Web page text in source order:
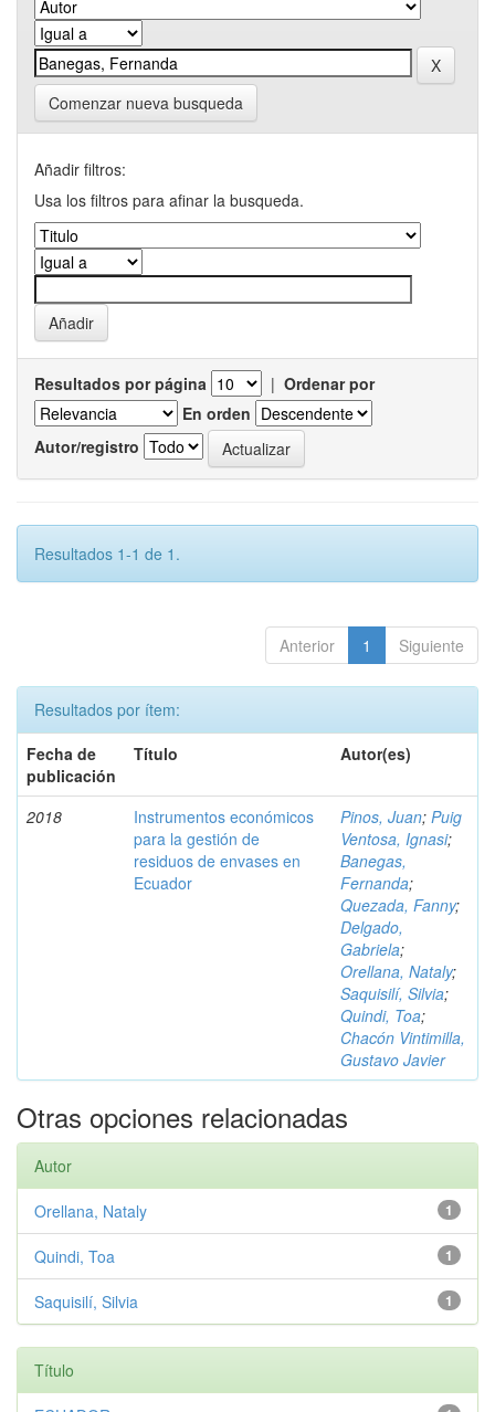
Comenzar nueva busqueda
Añadir filtros:
Usa los filtros para afinar la busqueda.
Resultados por página | Ordenar por
En orden
Autor/registro
Resultados 1-1 de 1.
Anterior 1 Siguiente
Resultados por ítem:
Fecha de
publicación
Título Autor(es)
2018
Instrumentos económicos
para la gestión de
residuos de envases en
Ecuador
Pinos, Juan; Puig
Ventosa, Ignasi;
Banegas,
Fernanda;
Quezada, Fanny;
Delgado,
Gabriela;
Orellana, Nataly;
Saquisilí, Silvia;
Quindi, Toa;
Chacón Vintimilla,
Gustavo Javier
Otras opciones relacionadas
Autor
1
Orellana, Nataly
1
Quindi, Toa
1
Saquisilí, Silvia
Título